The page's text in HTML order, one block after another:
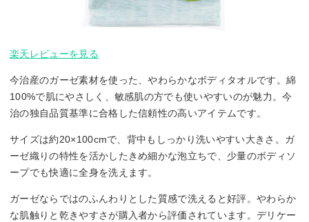
楽天レビューを見る
今治産のガーゼ素材を使った、やわらかなボディタオルです。綿
100%で肌にやさしく、敏感肌の方でも使いやすいのが魅力。今
治の独自品質基準に合格した信頼性の高いアイテムです。
サイズは約20×100cmで、背中もしっかり洗いやすい大きさ。ガ
ーゼ織りの特性を活かしたきめ細かな泡立ちで、少量のボディソ
ープでも快適に全身を洗えます。
ガーゼならではのふんわりとした質感で洗えると好評。やわらか
な肌触りと乾きやすさが購入者から評価されています。デリケー